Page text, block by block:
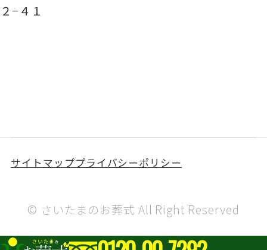
２−４１
サイトマッププライバシーポリシー
© さいたまのお葬式 All Right Reserved